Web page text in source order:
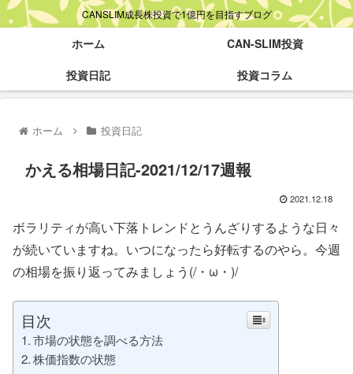
CANSLIM成長株投資で1億円を目指すブログ
ホーム
CAN-SLIM投資
投資日記
投資コラム
ホーム 投資日記
かえる相場日記-2021/12/17週報
2021.12.18
ボラリティが高い下落トレンドとうんざりするような日々
が続いていますね。いつになったら好転するのやら。今週
の相場を振り返ってみましょう(/・ω・)/
目次
市場の状態を調べる方法
株価指数の状態